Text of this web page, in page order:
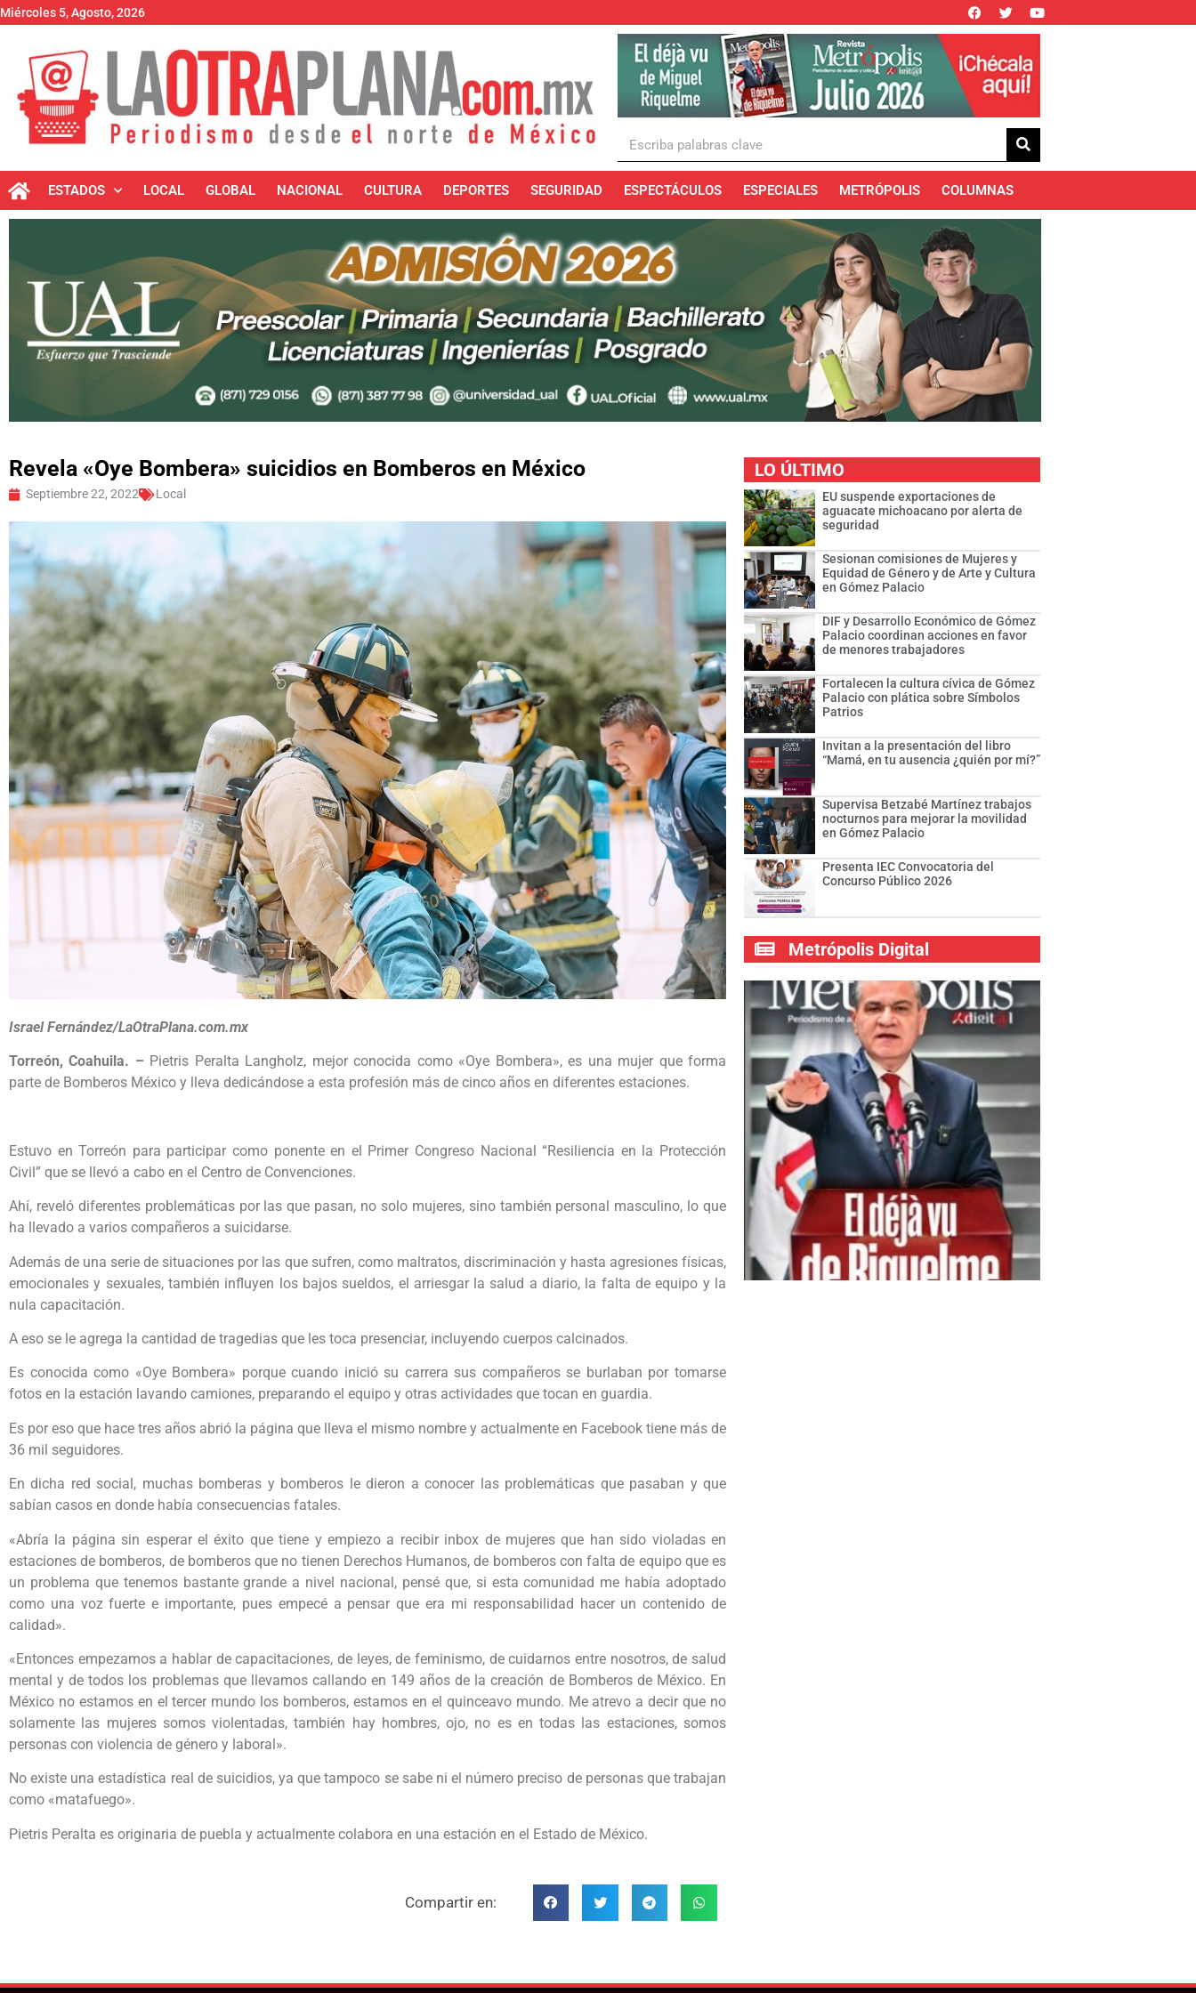
Miércoles 5, Agosto, 2026
ESTADOS LOCAL GLOBAL NACIONAL CULTURA DEPORTES SEGURIDAD ESPECTÁCULOS ESPECIALES METRÓPOLIS COLUMNAS
Revela «Oye Bombera» suicidios en Bomberos en México
Septiembre 22, 2022 Local
Israel Fernández/LaOtraPlana.com.mx
Torreón, Coahuila. –Pietris Peralta Langholz, mejor conocida como «Oye Bombera», es una mujer que forma
parte de Bomberos México y lleva dedicándose a esta profesión más de cinco años en diferentes estaciones.
Estuvo en Torreón para participar como ponente en el Primer Congreso Nacional “Resiliencia en la Protección
Civil” que se llevó a cabo en el Centro de Convenciones.
Ahí, reveló diferentes problemáticas por las que pasan, no solo mujeres, sino también personal masculino, lo que
ha llevado a varios compañeros a suicidarse.
Además de una serie de situaciones por las que sufren, como maltratos, discriminación y hasta agresiones físicas,
emocionales y sexuales, también influyen los bajos sueldos, el arriesgar la salud a diario, la falta de equipo y la
nula capacitación.
A eso se le agrega la cantidad de tragedias que les toca presenciar, incluyendo cuerpos calcinados.
Es conocida como «Oye Bombera» porque cuando inició su carrera sus compañeros se burlaban por tomarse
fotos en la estación lavando camiones, preparando el equipo y otras actividades que tocan en guardia.
Es por eso que hace tres años abrió la página que lleva el mismo nombre y actualmente en Facebook tiene más de
36 mil seguidores.
En dicha red social, muchas bomberas y bomberos le dieron a conocer las problemáticas que pasaban y que
sabían casos en donde había consecuencias fatales.
«Abría la página sin esperar el éxito que tiene y empiezo a recibir inbox de mujeres que han sido violadas en
estaciones de bomberos, de bomberos que no tienen Derechos Humanos, de bomberos con falta de equipo que es
un problema que tenemos bastante grande a nivel nacional, pensé que, si esta comunidad me había adoptado
como una voz fuerte e importante, pues empecé a pensar que era mi responsabilidad hacer un contenido de
calidad».
«Entonces empezamos a hablar de capacitaciones, de leyes, de feminismo, de cuidarnos entre nosotros, de salud
mental y de todos los problemas que llevamos callando en 149 años de la creación de Bomberos de México. En
México no estamos en el tercer mundo los bomberos, estamos en el quinceavo mundo. Me atrevo a decir que no
solamente las mujeres somos violentadas, también hay hombres, ojo, no es en todas las estaciones, somos
personas con violencia de género y laboral».
No existe una estadística real de suicidios, ya que tampoco se sabe ni el número preciso de personas que trabajan
como «matafuego».
Pietris Peralta es originaria de puebla y actualmente colabora en una estación en el Estado de México.
Compartir en:
LO ÚLTIMO
EU suspende exportaciones de
aguacate michoacano por alerta de
seguridad
Sesionan comisiones de Mujeres y
Equidad de Género y de Arte y Cultura
en Gómez Palacio
DIF y Desarrollo Económico de Gómez
Palacio coordinan acciones en favor
de menores trabajadores
Fortalecen la cultura cívica de Gómez
Palacio con plática sobre Símbolos
Patrios
Invitan a la presentación del libro
“Mamá, en tu ausencia ¿quién por mí?”
Supervisa Betzabé Martínez trabajos
nocturnos para mejorar la movilidad
en Gómez Palacio
Presenta IEC Convocatoria del
Concurso Público 2026
Metrópolis Digital